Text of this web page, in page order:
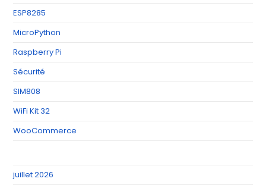
ESP8285
MicroPython
Raspberry Pi
Sécurité
SIM808
WiFi Kit 32
WooCommerce
juillet 2026